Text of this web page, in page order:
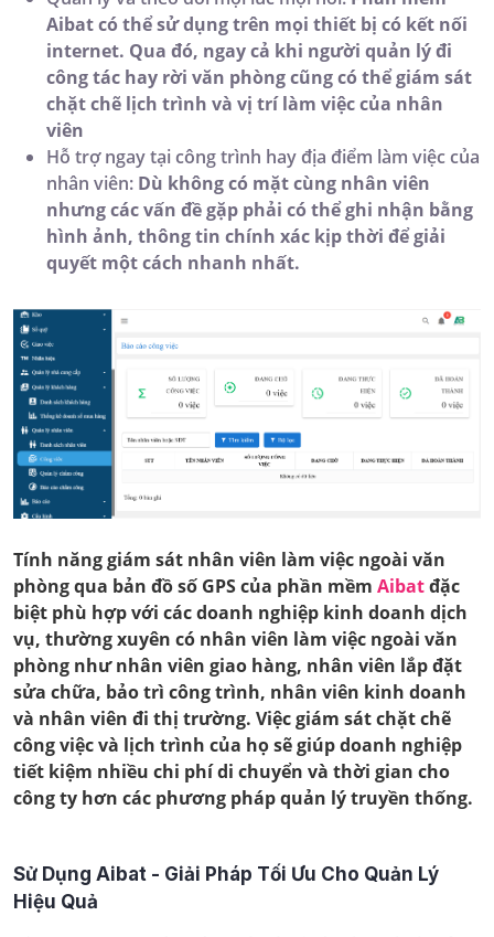
Aibat có thể sử dụng trên mọi thiết bị có kết nối
internet. Qua đó, ngay cả khi người quản lý đi
công tác hay rời văn phòng cũng có thể giám sát
chặt chẽ lịch trình và vị trí làm việc của nhân
viên
Hỗ trợ ngay tại công trình hay địa điểm làm việc của
nhân viên: Dù không có mặt cùng nhân viên
nhưng các vấn đề gặp phải có thể ghi nhận bằng
hình ảnh, thông tin chính xác kịp thời để giải
quyết một cách nhanh nhất.
Tính năng giám sát nhân viên làm việc ngoài văn
phòng qua bản đồ số GPS của phần mềm Aibatđặc
biệt phù hợp với các doanh nghiệp kinh doanh dịch
vụ, thường xuyên có nhân viên làm việc ngoài văn
phòng như nhân viên giao hàng, nhân viên lắp đặt
sửa chữa, bảo trì công trình, nhân viên kinh doanh
và nhân viên đi thị trường. Việc giám sát chặt chẽ
công việc và lịch trình của họ sẽ giúp doanh nghiệp
tiết kiệm nhiều chi phí di chuyển và thời gian cho
công ty hơn các phương pháp quản lý truyền thống.
Sử Dụng Aibat - Giải Pháp Tối Ưu Cho Quản Lý
Hiệu Quả